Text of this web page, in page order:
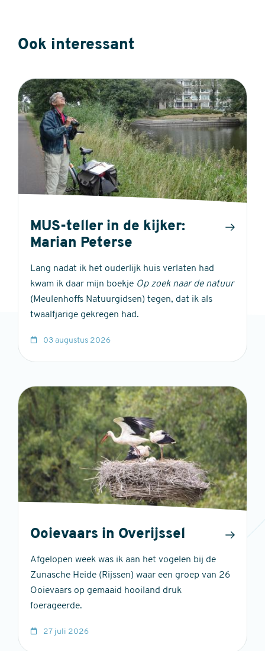
stars
Ook interessant
MUS-teller in de kijker:
Marian Peterse
Lang nadat ik het ouderlijk huis verlaten had
kwam ik daar mijn boekje Op zoek naar de natuur
(Meulenhoffs Natuurgidsen) tegen, dat ik als
twaalfjarige gekregen had.
03 augustus 2026
Ooievaars in Overijssel
Afgelopen week was ik aan het vogelen bij de
Zunasche Heide (Rijssen) waar een groep van 26
Ooievaars op gemaaid hooiland druk
foerageerde.
27 juli 2026